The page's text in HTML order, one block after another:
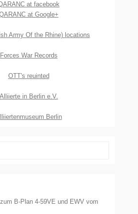
at facebook
at Google+
Army Of the Rhine) locations
Forces War Records
OTT's reuinted
Alliierte in Berlin e.V.
Berlin
B-Plan 4-59VE und EWV vom